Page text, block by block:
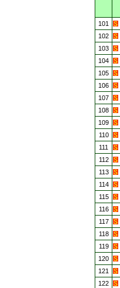
101
102
103
104
105
106
107
108
109
110
111
112
113
114
115
116
117
118
119
120
121
122